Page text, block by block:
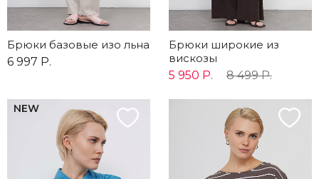
Брюки базовые изо льна
6 997 Р.
Брюки широкие из
вискозы
5 950 Р.
8 499 Р.
NEW